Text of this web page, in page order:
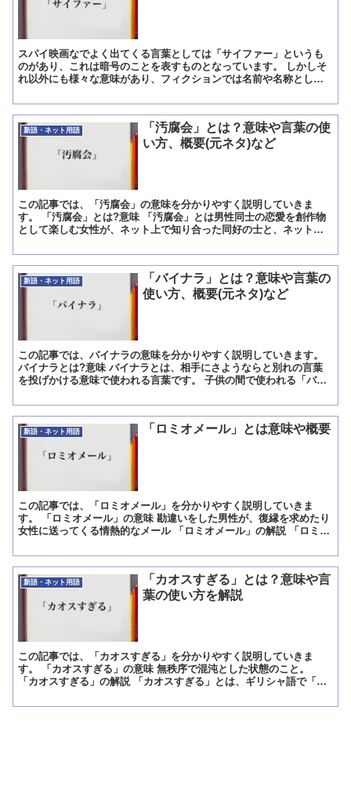
スパイ映画なでよく出てくる言葉としては「サイファー」というも
のがあり、これは暗号のことを表すものとなっています。 しかしそ
れ以外にも様々な意味があり、フィクションでは名前や名称として
新語・ネット用語
「汚腐会」とは？意味や言葉の使
い方、概要(元ネタ)など
この記事では、「汚腐会」の意味を分かりやすく説明していきま
す。 「汚腐会」とは?意味 「汚腐会」とは男性同士の恋愛を創作物
として楽しむ女性が、ネット上で知り合った同好の士と、ネットで
新語・ネット用語
「バイナラ」とは？意味や言葉の
使い方、概要(元ネタ)など
この記事では、バイナラの意味を分かりやすく説明していきます。
バイナラとは?意味 バイナラとは、相手にさようならと別れの言葉
を投げかける意味で使われる言葉です。 子供の間で使われる「バイ
新語・ネット用語 「ロミオメール」とは意味や概要
この記事では、「ロミオメール」を分かりやすく説明していきま
す。 「ロミオメール」の意味 勘違いをした男性が、復縁を求めたり
女性に送ってくる情熱的なメール 「ロミオメール」の解説 「ロミオ
新語・ネット用語
「カオスすぎる」とは？意味や言
葉の使い方を解説
この記事では、「カオスすぎる」を分かりやすく説明していきま
す。 「カオスすぎる」の意味 無秩序で混沌とした状態のこと。
「カオスすぎる」の解説 「カオスすぎる」とは、ギリシャ語で「無